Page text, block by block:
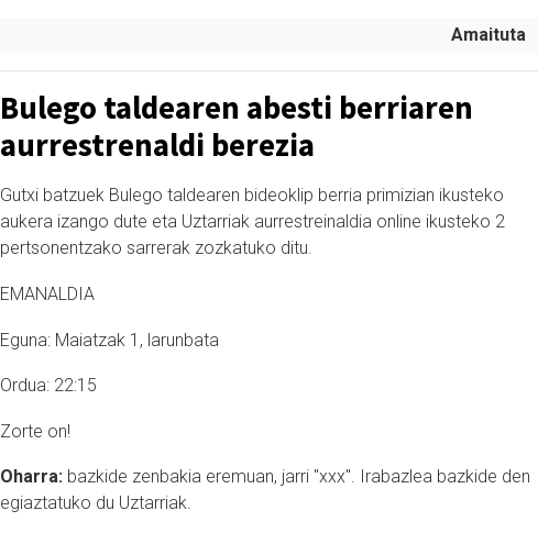
Amaituta
Bulego taldearen abesti berriaren
aurrestrenaldi berezia
Gutxi batzuek Bulego taldearen bideoklip berria primizian ikusteko
aukera izango dute eta Uztarriak aurrestreinaldia online ikusteko 2
pertsonentzako sarrerak zozkatuko ditu.
EMANALDIA
Eguna: Maiatzak 1, larunbata
Ordua: 22:15
Zorte on!
Oharra: bazkide zenbakia eremuan, jarri "xxx". Irabazlea bazkide den
egiaztatuko du Uztarriak.